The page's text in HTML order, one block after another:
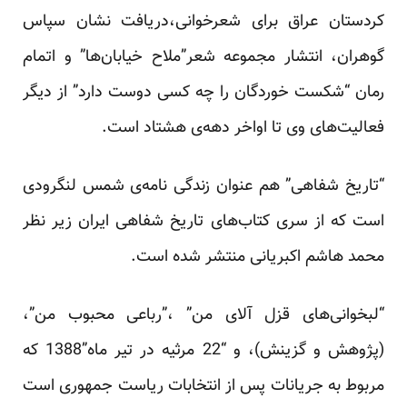
کردستان عراق برای شعرخوانی،دریافت نشان سپاس
گوهران، انتشار مجموعه شعر”ملاح خیابان‌ها” و اتمام
رمان “شکست خوردگان را چه کسی دوست دارد” از دیگر
فعالیت‌های وی تا اواخر دهه‌ی هشتاد است.
“تاریخ شفاهی” هم عنوان زندگی نامه‌ی شمس لنگرودی
است که از سری کتاب‌های تاریخ شفاهی ایران زیر نظر
محمد هاشم اکبریانی منتشر شده است.
“لبخوانی‌های قزل آلای من” ،”رباعی محبوب من”،
(پژوهش و گزینش)، و “22 مرثیه در تیر ماه”1388 که
مربوط به جریانات پس از انتخابات ریاست جمهوری است